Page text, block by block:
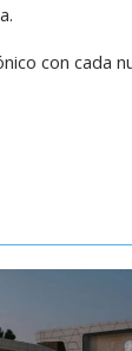
con cada